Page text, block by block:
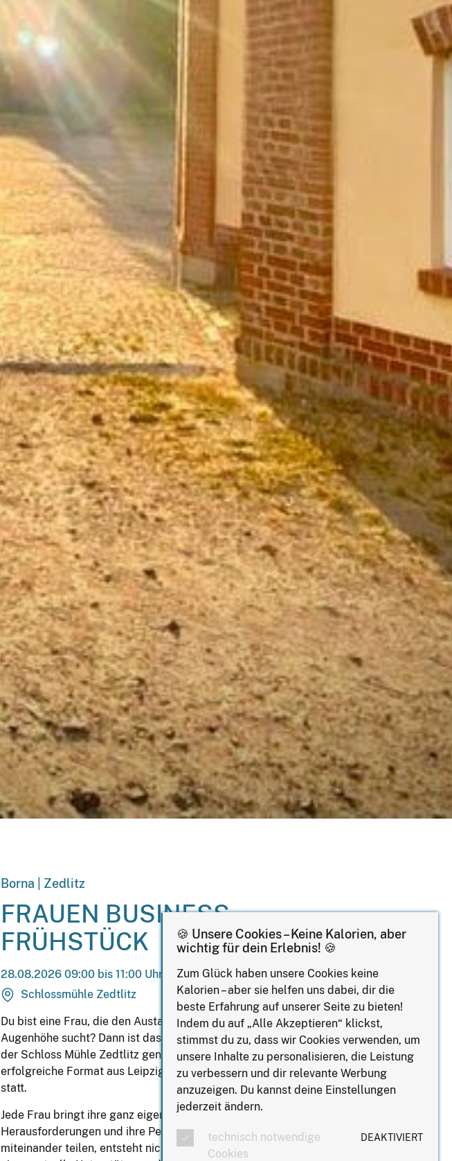
Borna | Zedlitz
FRAUEN BUSINESS
FRÜHSTÜCK
28.08.2026 09:00 bis 11:00 Uhr
Schlossmühle Zedtlitz
Du bist eine Frau, die den Austausch mit anderen Frauen auf
Augenhöhe sucht? Dann ist das Business Frauen Frühstück in
der Schloss Mühle Zedtlitz genau das Richtige für dich! Das
erfolgreiche Format aus Leipzig findet nun einmal monatlich hier
statt.
Jede Frau bringt ihre ganz eigene Geschichte, ihre
Herausforderungen und ihre Perspektiven mit. Indem wir diese
miteinander teilen, entsteht nicht nur Inspiration, sondern auch
🍪 Unsere Cookies – Keine Kalorien, aber
wichtig für dein Erlebnis! 🍪
Zum Glück haben unsere Cookies keine
Kalorien – aber sie helfen uns dabei, dir die
beste Erfahrung auf unserer Seite zu bieten!
Indem du auf „Alle Akzeptieren“ klickst,
stimmst du zu, dass wir Cookies verwenden, um
unsere Inhalte zu personalisieren, die Leistung
zu verbessern und dir relevante Werbung
anzuzeigen. Du kannst deine Einstellungen
jederzeit ändern.
technisch notwendige
Cookies
DEAKTIVIERT